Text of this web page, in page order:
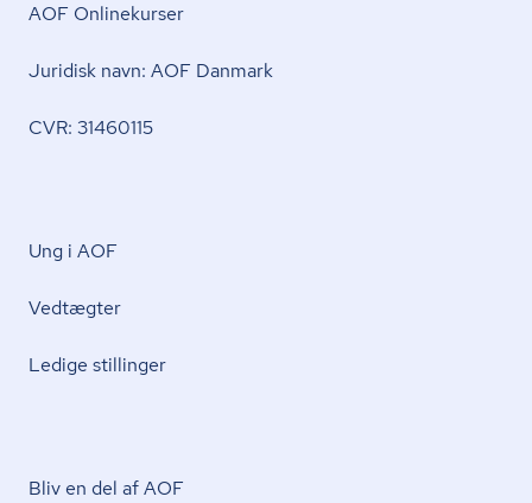
AOF Onlinekurser
Juridisk navn: AOF Danmark
CVR: 31460115
Ung i AOF
Vedtægter
Ledige stillinger
Bliv en del af AOF